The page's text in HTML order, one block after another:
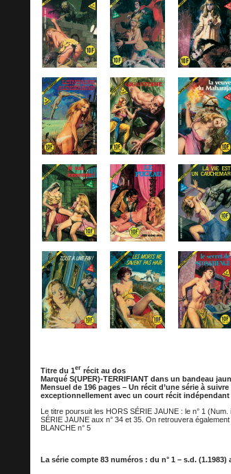
Titre du 1er récit au dos
Marqué S(UPER)-TERRIFIANT dans un bandeau
Mensuel de 196 pages – Un récit d’une série à
exceptionnellement avec un court récit
Le titre poursuit les HORS SÉRIE JAUNE : le n° 1
SÉRIE JAUNE aux n° 34 et 35. On retrouvera
BLANCHE n° 5
La série compte 83 numéros : du n° 1 – s.d. (1.1983)